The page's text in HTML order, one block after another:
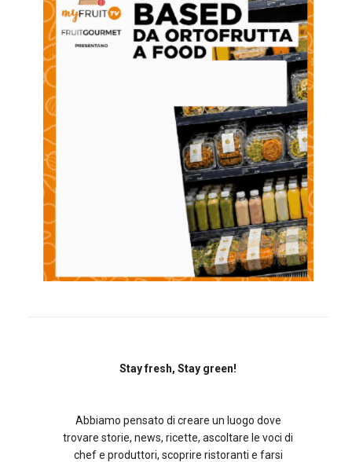
Stay fresh, Stay green!
Abbiamo pensato di creare un luogo dove
trovare storie, news, ricette, ascoltare le voci di
chef e produttori, scoprire ristoranti e farsi